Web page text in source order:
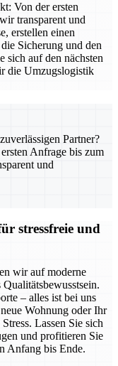
Von der ersten
transparent und
erstellen einen
Sicherung und den
sich auf den nächsten
die Umzugslogistik
Partner?
Anfrage bis zum
und
stressfreie und
wir auf moderne
– alles ist bei uns
Wohnung oder Ihr
Lassen Sie sich
und profitieren Sie
Anfang bis Ende.